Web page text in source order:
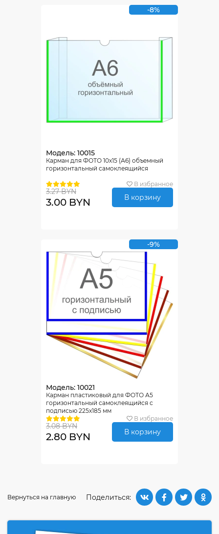
-8%
Модель: 10015
Карман для ФОТО 10х15 (А6) объемный
горизонтальный самоклеящийся
В избранное
3.27 BYN
3.00 BYN В корзину
-9%
Модель: 10021
Карман пластиковый для ФОТО А5
горизонтальный самоклеящийся с
подписью 225х185 мм
В избранное
3.08 BYN
2.80 BYN В корзину
Поделиться:
Вернуться на главную